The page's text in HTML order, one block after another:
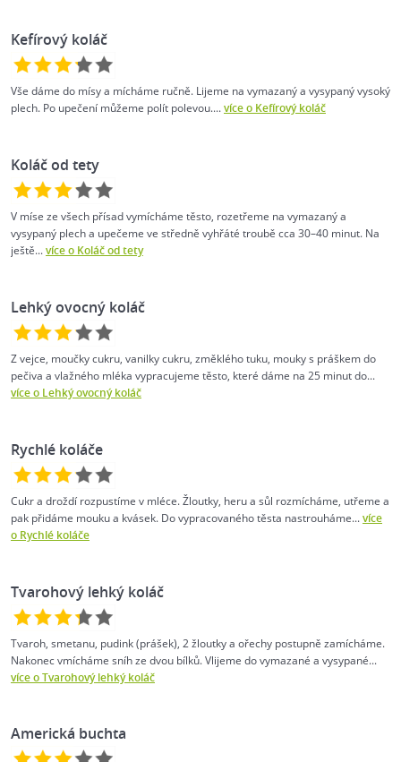
Kefírový koláč
Vše dáme do mísy a mícháme ručně. Lijeme na vymazaný a vysypaný vysoký
plech. Po upečení můžeme polít polevou....více o Kefírový koláč
Koláč od tety
V míse ze všech přísad vymícháme těsto, rozetřeme na vymazaný a
vysypaný plech a upečeme ve středně vyhřáté troubě cca 30–40 minut. Na
ještě...více o Koláč od tety
Lehký ovocný koláč
Z vejce, moučky cukru, vanilky cukru, změklého tuku, mouky s práškem do
pečiva a vlažného mléka vypracujeme těsto, které dáme na 25 minut do...
více o Lehký ovocný koláč
Rychlé koláče
Cukr a droždí rozpustíme v mléce. Žloutky, heru a sůl rozmícháme, utřeme a
pak přidáme mouku a kvásek. Do vypracovaného těsta nastrouháme...více
o Rychlé koláče
Tvarohový lehký koláč
Tvaroh, smetanu, pudink (prášek), 2 žloutky a ořechy postupně zamícháme.
Nakonec vmícháme sníh ze dvou bílků. Vlijeme do vymazané a vysypané...
více o Tvarohový lehký koláč
Americká buchta